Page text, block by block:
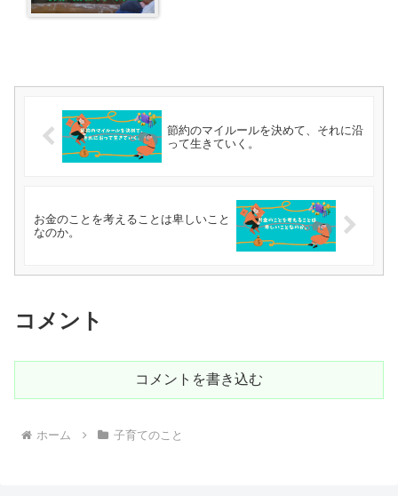
節約のマイルールを決めて、それに沿
って生きていく。
お金のことを考えることは卑しいこと
なのか。
コメント
コメントを書き込む
ホーム 子育てのこと